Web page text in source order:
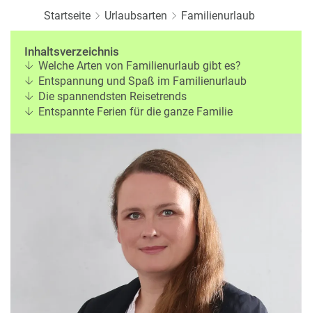
e
e
e
rt
e
n
o
n
t
r
U
n
s
e
r
ut
a
u
b
W
or
ld
of
e
n
ef
it
s
Startseite Urlaubsarten Familienurlaub
Inhaltsverzeichnis
Welche Arten von Familienurlaub gibt es?
Entspannung und Spaß im Familienurlaub
Die spannendsten Reisetrends
Entspannte Ferien für die ganze Familie